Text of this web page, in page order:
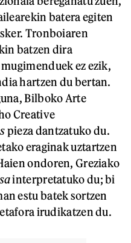
batera egiten
Tronboiaren
batzen dira
ez ezik,
hartzen du bertan.
Bilboko Arte
Creative
pieza dantzatuko du.
eraginak uztartzen
ondoren, Greziako
interpretatuko du; bi
estu batek sortzen
irudikatzen du.